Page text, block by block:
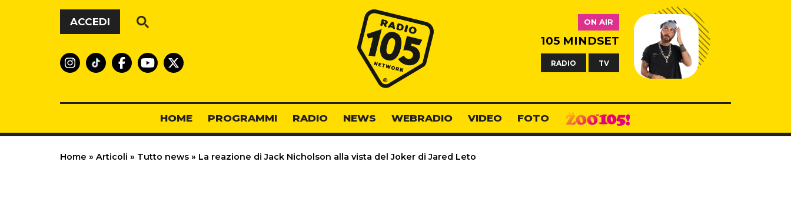
Vai al contenuto
ACCEDI
Radio 105
ON AIR
105 MINDSET
RADIO TV
HOME PROGRAMMI RADIO NEWS WEBRADIO VIDEO FOTO
Home » Articoli » Tutto news » La reazione di Jack Nicholson alla vista del Joker di Jared Leto